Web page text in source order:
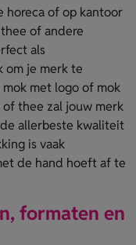
horeca of op kantoor
of andere
als
om je merk te
met logo of mok
thee zal jouw merk
allerbeste kwaliteit
is vaak
de hand hoeft af te
formaten en